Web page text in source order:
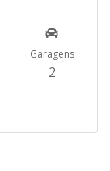
Garagens
2